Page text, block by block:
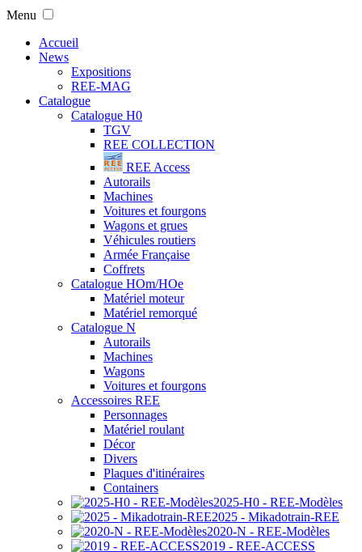
Menu
Accueil
News
Expositions
REE-MAG
Catalogue
Catalogue H0
TGV
REE COLLECTION
REE Access
Autorails
Machines
Voitures et fourgons
Wagons et grues
Véhicules routiers
Armée Française
Coffrets
Catalogue HOm/HOe
Matériel moteur
Matériel remorqué
Catalogue N
Autorails
Machines
Wagons
Voitures et fourgons
Accessoires REE
Personnages
Matériel roulant
Décor
Divers
Plaques d'itinéraires
Containers
2025-H0 - REE-Modèles
2025 - Mikadotrain-REE
2020-N - REE-Modèles
2019 - REE-ACCESS